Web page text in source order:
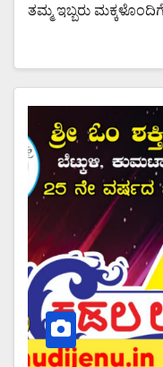
ತಮ್ಮ ಇಬ್ಬರು